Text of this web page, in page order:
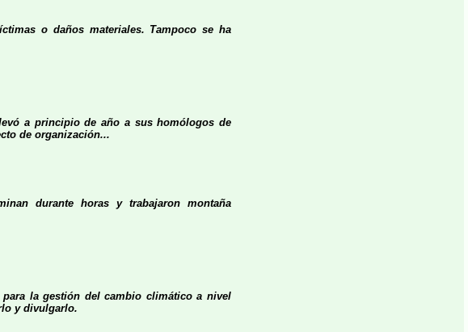
o daños materiales. Tampoco se ha
a principio de año a sus homólogos de
de organización...
durante horas y trabajaron montaña
la gestión del cambio climático a nivel
y divulgarlo.